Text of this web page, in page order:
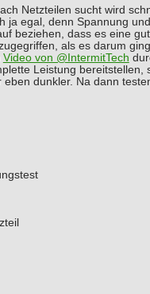
Netzteilen sucht wird
ja egal, denn Spannung
beziehen, dass es eine
als es darum
Video von @IntermitTech
Leistung
dunkler. Na dann